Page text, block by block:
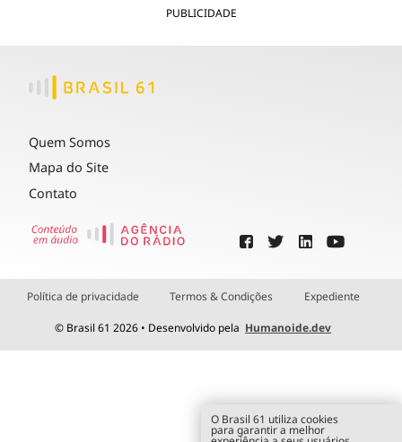
PUBLICIDADE
Quem Somos
Mapa do Site
Contato
Política de privacidade Termos & Condições Expediente
© Brasil 61 2026 • Desenvolvido pela Humanoide.dev
O Brasil 61 utiliza cookies
para garantir a melhor